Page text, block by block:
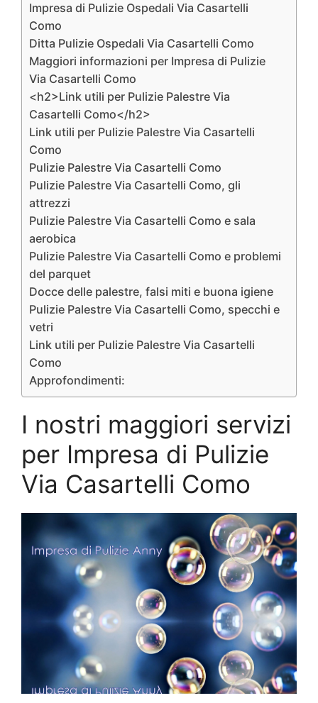
Impresa di Pulizie Ospedali Via Casartelli
Como
Ditta Pulizie Ospedali Via Casartelli Como
Maggiori informazioni per Impresa di Pulizie
Via Casartelli Como
<h2>Link utili per Pulizie Palestre Via
Casartelli Como</h2>
Link utili per Pulizie Palestre Via Casartelli
Como
Pulizie Palestre Via Casartelli Como
Pulizie Palestre Via Casartelli Como, gli
attrezzi
Pulizie Palestre Via Casartelli Como e sala
aerobica
Pulizie Palestre Via Casartelli Como e problemi
del parquet
Docce delle palestre, falsi miti e buona igiene
Pulizie Palestre Via Casartelli Como, specchi e
vetri
Link utili per Pulizie Palestre Via Casartelli
Como
Approfondimenti:
I nostri maggiori servizi
per Impresa di Pulizie
Via Casartelli Como